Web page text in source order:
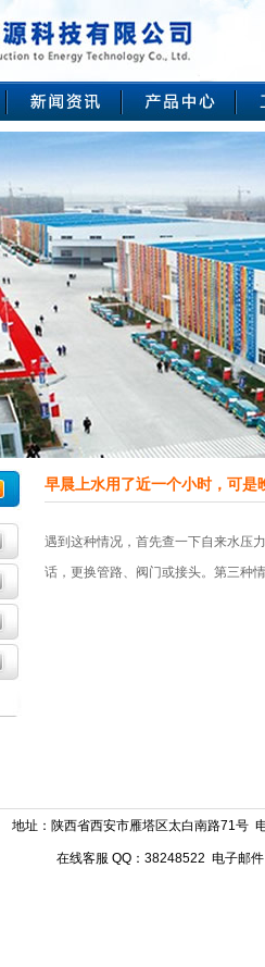
早晨上水用了近一个小时，可是
遇到这种情况，首先查一下自来水压
话，更换管路、阀门或接头。第三种
地址：陕西省西安市雁塔区太白南路71
在线客服 QQ：38248522 电子邮